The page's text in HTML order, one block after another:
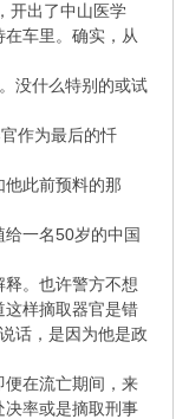
开出了中山医学
车里。确实，从
没什么特别的或试
作为最后的忏
此前预料的那
一名50岁的中国
。也许警方不想
这样摘取器官是错
话，是因为他是政
便在流亡期间，来
决率或是摘取刑事